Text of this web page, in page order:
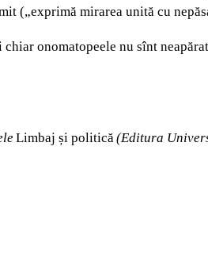
(„exprimă mirarea unită cu
onomatopeele nu sînt
Limbaj și politică(Editura